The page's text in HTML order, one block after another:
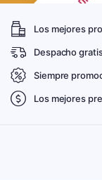
Los mejores
Despacho
Siempre
Los mejores